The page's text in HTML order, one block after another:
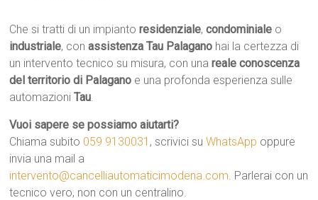
Che si tratti di un impiantoresidenziale,condominiale o
industriale, conassistenza Tau Palagano hai la certezza di
un intervento tecnico su misura, con unareale conoscenza
del territorio di Palagano e una profonda esperienza sulle
automazioniTau.
Vuoi sapere se possiamo aiutarti?
Chiama subito 059 9130031 , scrivici suWhatsApp oppure
invia una mail a
intervento@cancelliautomaticimodena.com. Parlerai con un
tecnico vero, non con un centralino.